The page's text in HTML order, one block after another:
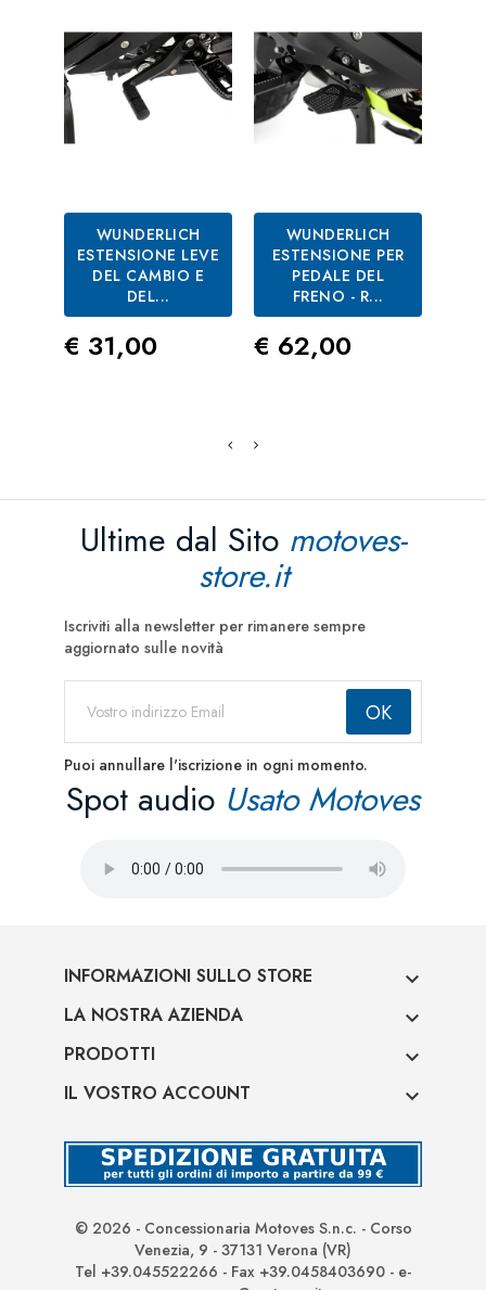
WUNDERLICH
ESTENSIONE LEVE
DEL CAMBIO E
DEL...
Prezzo
€ 31,00
WUNDERLICH
ESTENSIONE PER
PEDALE DEL
FRENO - R...
Prezzo
€ 62,00
Ultime dal Sito motoves-
store.it
Iscriviti alla newsletter per rimanere sempre
aggiornato sulle novità
Puoi annullare l'iscrizione in ogni momento.
Spot audio Usato Motoves
INFORMAZIONI SULLO STORE 
LA NOSTRA AZIENDA 
PRODOTTI 
IL VOSTRO ACCOUNT 
© 2026 - Concessionaria Motoves S.n.c. - Corso
Venezia, 9 - 37131 Verona (VR)
Tel +39.045522266 - Fax +39.0458403690 - e-